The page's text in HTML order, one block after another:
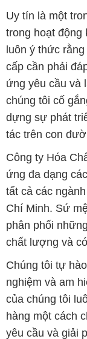
Uy tín là một
trong hoạt động
luôn ý thức
cấp cần phải
ứng yêu cầu và
chúng tôi cố
dựng sự phát
tác trên con
Công ty Hóa
ứng đa dạng
tất cả các
Chí Minh. Sứ
phân phối
chất lượng và
Chúng tôi tự
nghiệm và am
của chúng tôi
hàng một cách
yêu cầu và giải